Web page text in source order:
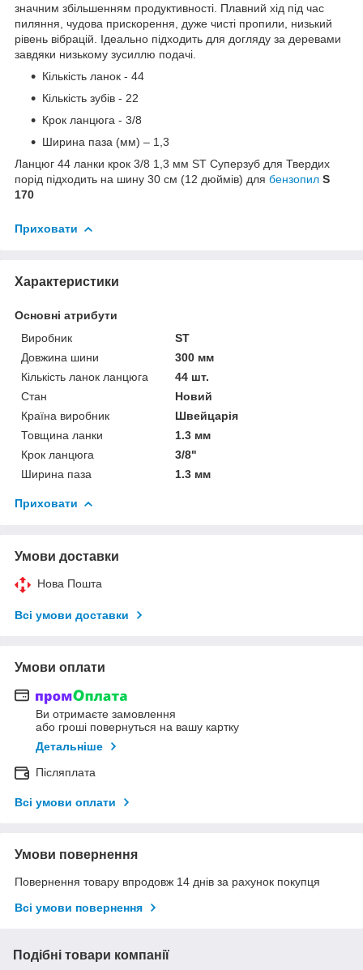
значним збільшенням продуктивності. Плавний хід під час
пиляння, чудова прискорення, дуже чисті пропили, низький
рівень вібрацій. Ідеально підходить для догляду за деревами
завдяки низькому зусиллю подачі.
Кількість ланок - 44
Кількість зубів - 22
Крок ланцюга - 3/8
Ширина паза (мм) – 1,3
Ланцюг 44 ланки крок 3/8 1,3 мм ST Суперзуб для Твердих
порід підходить на шину 30 см (12 дюймів) для бензопил S
170
Приховати
Характеристики
Основні атрибути
Виробник
ST
Довжина шини
300 мм
Кількість ланок ланцюга
44 шт.
Стан
Новий
Країна виробник
Швейцарія
Товщина ланки
1.3 мм
Крок ланцюга
3/8"
Ширина паза
1.3 мм
Приховати
Умови доставки
Нова Пошта
Всі умови доставки
Умови оплати
Ви отримаєте замовлення
або гроші повернуться на вашу картку
Детальніше
Післяплата
Всі умови оплати
Умови повернення
Повернення товару впродовж 14 днів за рахунок покупця
Всі умови повернення
Подібні товари компанії